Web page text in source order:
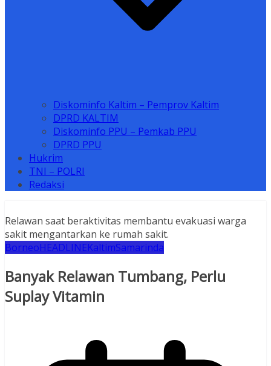
Diskominfo Kaltim – Pemprov Kaltim
DPRD KALTIM
Diskominfo PPU – Pemkab PPU
DPRD PPU
Hukrim
TNI – POLRI
Redaksi
Relawan saat beraktivitas membantu evakuasi warga
sakit mengantarkan ke rumah sakit.
BorneoHEADLINEKaltimSamarinda
Banyak Relawan Tumbang, Perlu
Suplay Vitamin